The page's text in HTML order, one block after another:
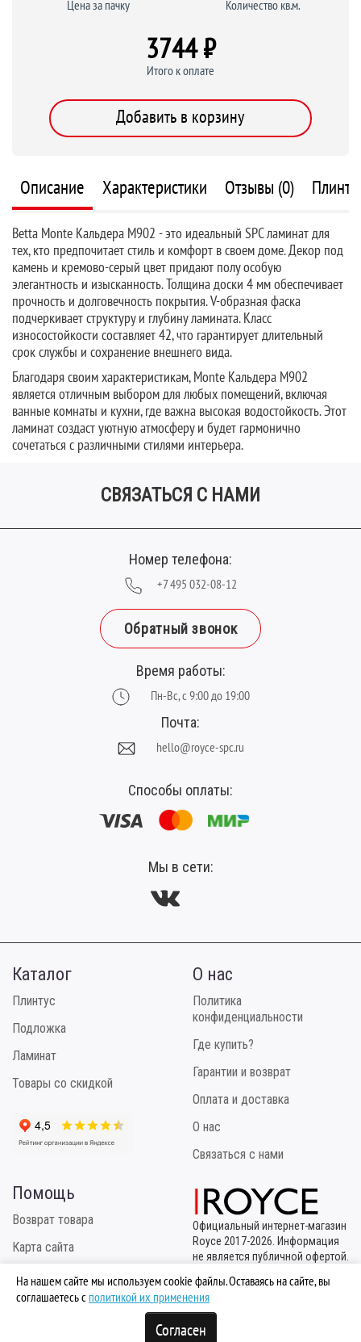
Цена за пачку Количество кв.м.
3744 ₽
Итого к оплате
Добавить в корзину
Описание Характеристики Отзывы (0)
Betta Monte Кальдера M902 - это идеальный SPC ламинат для
тех, кто предпочитает стиль и комфорт в своем доме. Декор под
камень и кремово-серый цвет придают полу особую
элегантность и изысканность. Толщина доски 4 мм обеспечивает
прочность и долговечность покрытия. V-образная фаска
подчеркивает структуру и глубину ламината. Класс
износостойкости составляет 42, что гарантирует длительный
срок службы и сохранение внешнего вида.
Благодаря своим характеристикам, Monte Кальдера M902
является отличным выбором для любых помещений, включая
ванные комнаты и кухни, где важна высокая водостойкость. Этот
ламинат создаст уютную атмосферу и будет гармонично
сочетаться с различными стилями интерьера.
СВЯЗАТЬСЯ С НАМИ
Номер телефона:
+7 495 032-08-12
Обратный звонок
Время работы:
Пн-Вс, с 9:00 до 19:00
Почта:
hello@royce-spc.ru
Способы оплаты:
Мы в сети:
Каталог
Плинтус
Подложка
Ламинат
Товары со скидкой
О нас
Политика
конфиденциальности
Где купить?
Гарантии и возврат
Оплата и доставка
О нас
Связаться с нами
Помощь
Возврат товара
Карта сайта
Инструкция по укладке
Официальный интернет-магазин
Royce 2017-2026. Информация
не является публичной офертой.
правообладатель
ТМ "Royce" - ООО "МБК
Логистик"
На нашем сайте мы используем cookie файлы. Оставаясь на сайте, вы
соглашаетесь с политикой их применения
Согласен